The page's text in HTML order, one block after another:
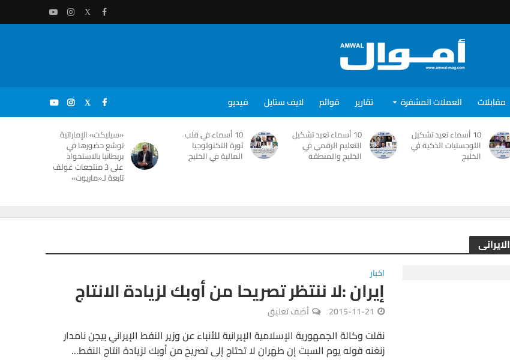
مقابلات العملات المشفرة تقارير قوائم لايف ستايل فيديو
10 أسماء تعيد تشكيل
اللوجستيات الذكية في
الخليج
10 أسماء تعيد تشكيل
التعليم الرقمي في
الخليج والمنطقة
10 أسماء في قلب
ثورة التكنولوجيا
المالية في الخليج
«سيليكت» الإماراتية
توسّع حضورها في
بريطانيا بالاستحواذ
على 3 منتجعات غولف
تابعة لـ«ماريوت»
اخبار
إيران :لا ننتظر تصريحا من أوبك لزيادة الانتاج
2015-11-21 أضف تعليق
نقلت وكالة الجمهورية الإسلامية الإيرانية للأنباء عن وزير النفط الإيراني بيجن نامدار
زنغنه قوله يوم السبت إن طهران لا تحتاج إلى تصريح من أوبك لزيادة انتاج النفط...